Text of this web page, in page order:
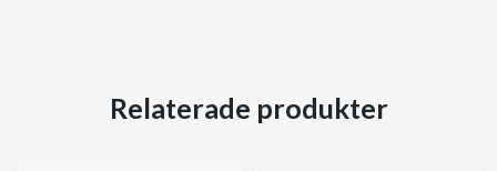
Relaterade produkter